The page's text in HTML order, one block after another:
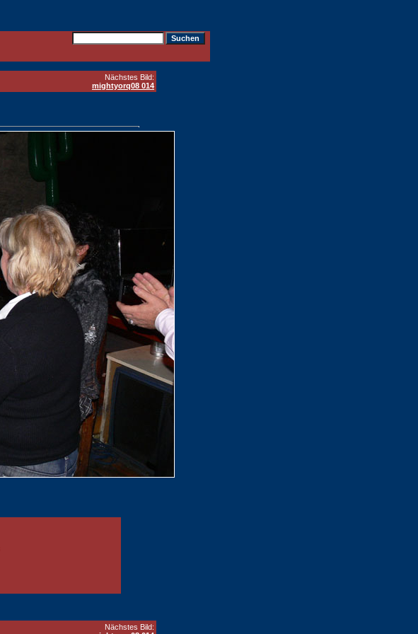
Nächstes Bild:
mightyorq08 014
Nächstes Bild: